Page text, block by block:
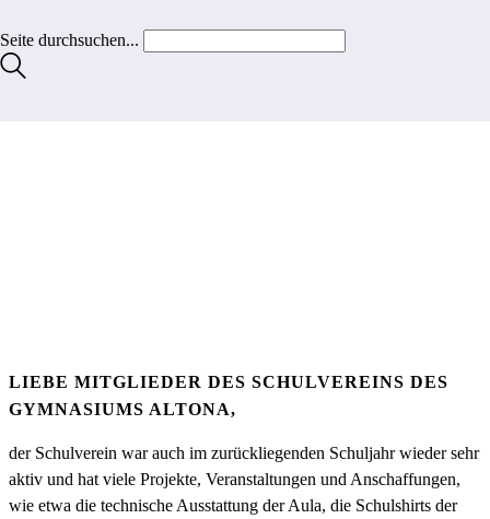
Seite durchsuchen...
LIEBE MITGLIEDER DES SCHULVEREINS DES
GYMNASIUMS ALTONA,
der Schulverein war auch im zurückliegenden Schuljahr wieder sehr
aktiv und hat viele Projekte, Veranstaltungen und Anschaffungen,
wie etwa die technische Ausstattung der Aula, die Schulshirts der